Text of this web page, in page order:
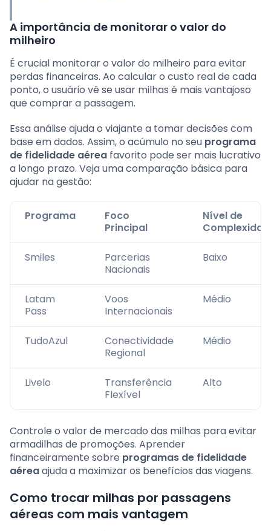
A importância de monitorar o valor do
milheiro
É crucial monitorar o valor do milheiro para evitar
perdas financeiras. Ao calcular o custo real de cada
ponto, o usuário vê se usar milhas é mais vantajoso
que comprar a passagem.
Essa análise ajuda o viajante a tomar decisões com
base em dados. Assim, o acúmulo no seu programa
de fidelidade aérea favorito pode ser mais lucrativo
a longo prazo. Veja uma comparação básica para
ajudar na gestão:
Programa
Foco
Principal
Nível de
Smiles
Parcerias
Nacionais
Baixo
Latam
Pass
Voos
Internacionais
Médio
TudoAzul
Conectividade
Regional
Médio
Livelo
Transferência
Flexível
Alto
Controle o valor de mercado das milhas para evitar
armadilhas de promoções. Aprender
financeiramente sobre programas de fidelidade
aéreaajuda a maximizar os benefícios das viagens.
Como trocar milhas por passagens
aéreas com mais vantagem